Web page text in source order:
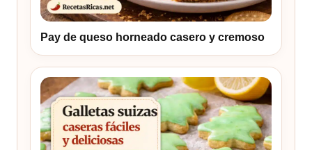
Pay de queso horneado casero y cremoso